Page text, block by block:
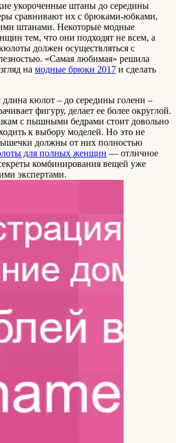
укороченные штаны до середины
сравнивают их с брюками-юбками,
штанами. Некоторые модные
тем, что они подходят не всем, а
должен осуществляться с
«Самая любимая» решила
на модные брюки 2017 и сделать
длина кюлот – до середины голени –
фигуру, делает ее более округлой.
с пышными бедрами стоит довольно
к выбору моделей. Но это не
должны от них полностью
для полных женщин — отличное
комбинирования вещей уже
экспертами.